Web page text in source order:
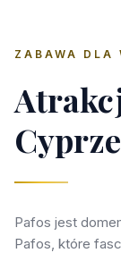
ZABAWA DLA
Cyprze
Pafos jest
Pafos, które